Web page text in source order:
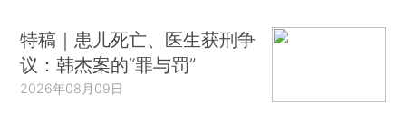
特稿｜患儿死亡、医生获刑争
议：韩杰案的“罪与罚”
2026年08月09日